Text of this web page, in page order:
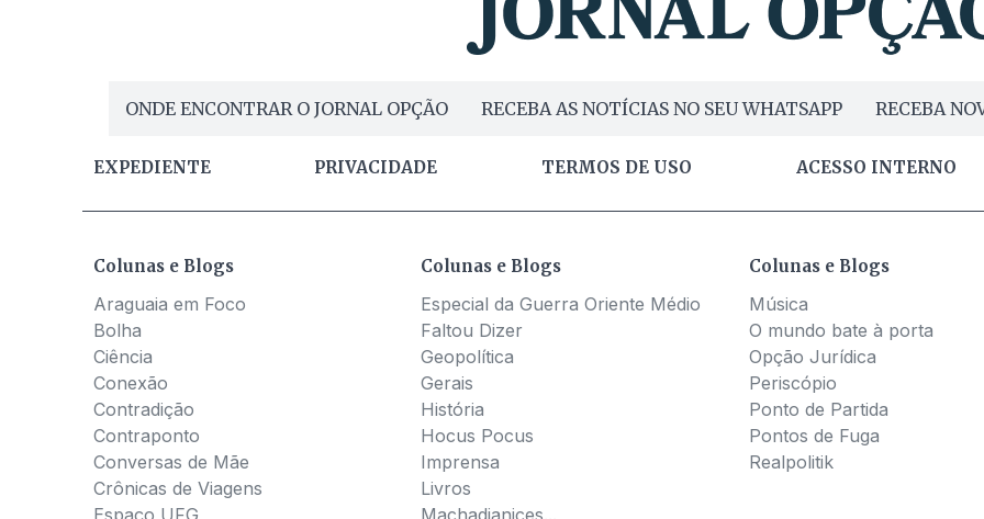
ONDE ENCONTRAR O JORNAL OPÇÃO RECEBA AS NOTÍCIAS NO SEU WHATSAPP RECEBA
EXPEDIENTE PRIVACIDADE TERMOS DE USO ACESSO INTERNO
Colunas e Blogs
Araguaia em Foco
Bolha
Ciência
Conexão
Contradição
Contraponto
Conversas de Mãe
Crônicas de Viagens
Colunas e Blogs
Especial da Guerra Oriente Médio
Faltou Dizer
Geopolítica
Gerais
História
Hocus Pocus
Imprensa
Livros
Colunas e Blogs
Música
O mundo bate à porta
Opção Jurídica
Periscópio
Ponto de Partida
Pontos de Fuga
Realpolitik